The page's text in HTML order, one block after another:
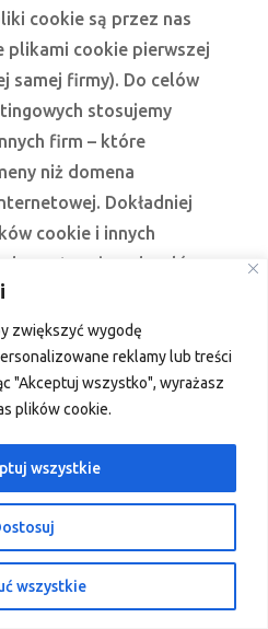
zwiększyć wygodę
reklamylub treści
"Akceptuj wszystko", wyrażasz
plikówcookie.
wszystkie
wszystkie
cookie są przez nas
plikami cookie pierwszej
samej firmy). Do celów
stosujemy
firm – które
niż domena
Dokładniej
cookie i innych
następujących celów:
cookie
dla
internetowej i nie mogą
systemach. Są one
w odpowiedzi na
przez użytkownika,
do zapytania o usługi,
prywatności,
formularzy. Można
cookie, ale niektóre